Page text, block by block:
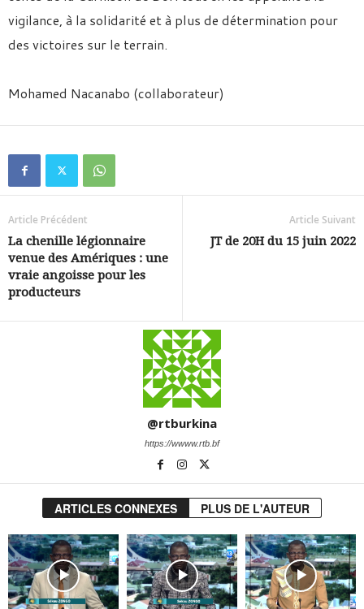
vigilance, à la solidarité et à plus de détermination pour
des victoires sur le terrain.
Mohamed Nacanabo (collaborateur)
Article Précédent
La chenille légionnaire
venue des Amériques : une
vraie angoisse pour les
producteurs
Article Suivant
JT de 20H du 15 juin 2022
@rtburkina
https://wwww.rtb.bf
ARTICLES CONNEXES PLUS DE L'AUTEUR